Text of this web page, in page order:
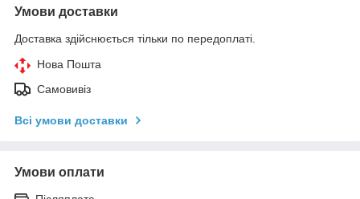
Умови доставки
Доставка здійснюється тільки по передоплаті.
Нова Пошта
Самовивіз
Всі умови доставки
Умови оплати